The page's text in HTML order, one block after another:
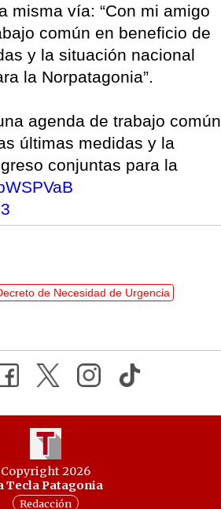
misma vía: “Con mi amigo
común en beneficio de
y la situación nacional
la Norpatagonia”.
agenda de trabajo común
últimas medidas y la
conjuntas para la
de Necesidad de Urgencia
Copyright 2026
Tecla Patagonia
Redacción